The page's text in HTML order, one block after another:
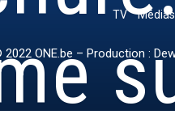
TV Médias
2022 ONE.be – Production :